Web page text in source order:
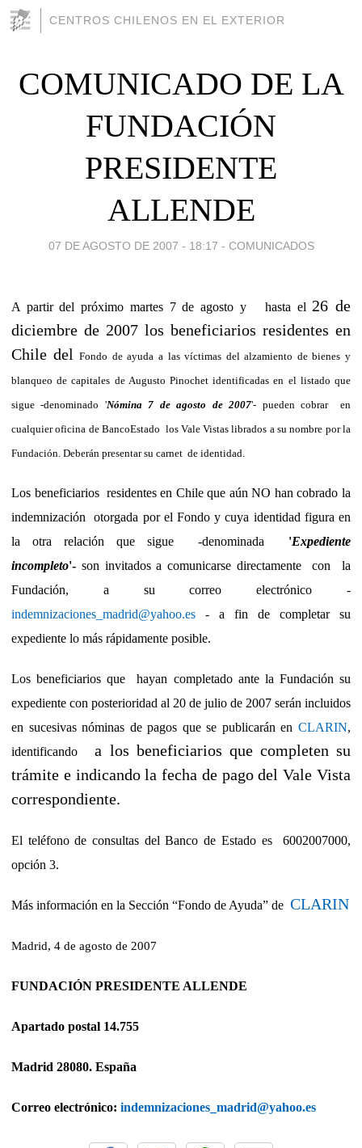
CENTROS CHILENOS EN EL EXTERIOR
COMUNICADO DE LA
FUNDACIÓN
PRESIDENTE
ALLENDE
07 DE AGOSTO DE 2007 - 18:17 - COMUNICADOS
A partirdel próximo martes 7 de agosto y hasta el 26 de
diciembre de 2007 los beneficiarios residentes en
Chile delFondo de ayuda a las víctimas del alzamiento de bienes y
blanqueo de capitales de Augusto Pinochet identificadas en el listado que
sigue -denominado 'Nómina 7 de agosto de 2007'- pueden cobrar en
cualquier oficina de BancoEstado los Vale Vistas librados a su nombre por la
Fundación. Deberán presentar su carnet de identidad
Los beneficiarios residentes en Chile que aún NO han cobrado la
indemnización otorgada por el Fondo y cuya identidad figura en
la otra relación que sigue -denominada 'Expediente
incompleto'- son invitados acomunicarse directamente con la
Fundación, a su correo electrónico -
indemnizaciones_madrid@yahoo.es - a fin de completar su
expediente lo más rápidamente posible.
Los beneficiarios que hayan completado ante la Fundación su
expediente con posterioridad al 20 de julio de 2007 serán incluidos
en sucesivas nóminas de pagos que se publicarán en CLARIN,
identificando
a los beneficiarios que completen su
trámite e indicando la fecha de pago del Vale Vista
correspondiente.
El teléfono de consultas del Banco de Estado es 6002007000,
opción 3.
Más información en la Sección “Fondo de Ayuda” de CLARIN
Madrid, 4 de agosto de 2007
FUNDACIÓN PRESIDENTE ALLENDE
Apartado postal 14.755
Madrid 28080. España
Correo electrónico: indemnizaciones_madrid@yahoo.es